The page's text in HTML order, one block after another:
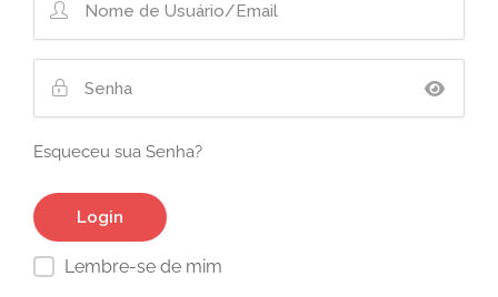
Esqueceu sua Senha?
Lembre-se de mim